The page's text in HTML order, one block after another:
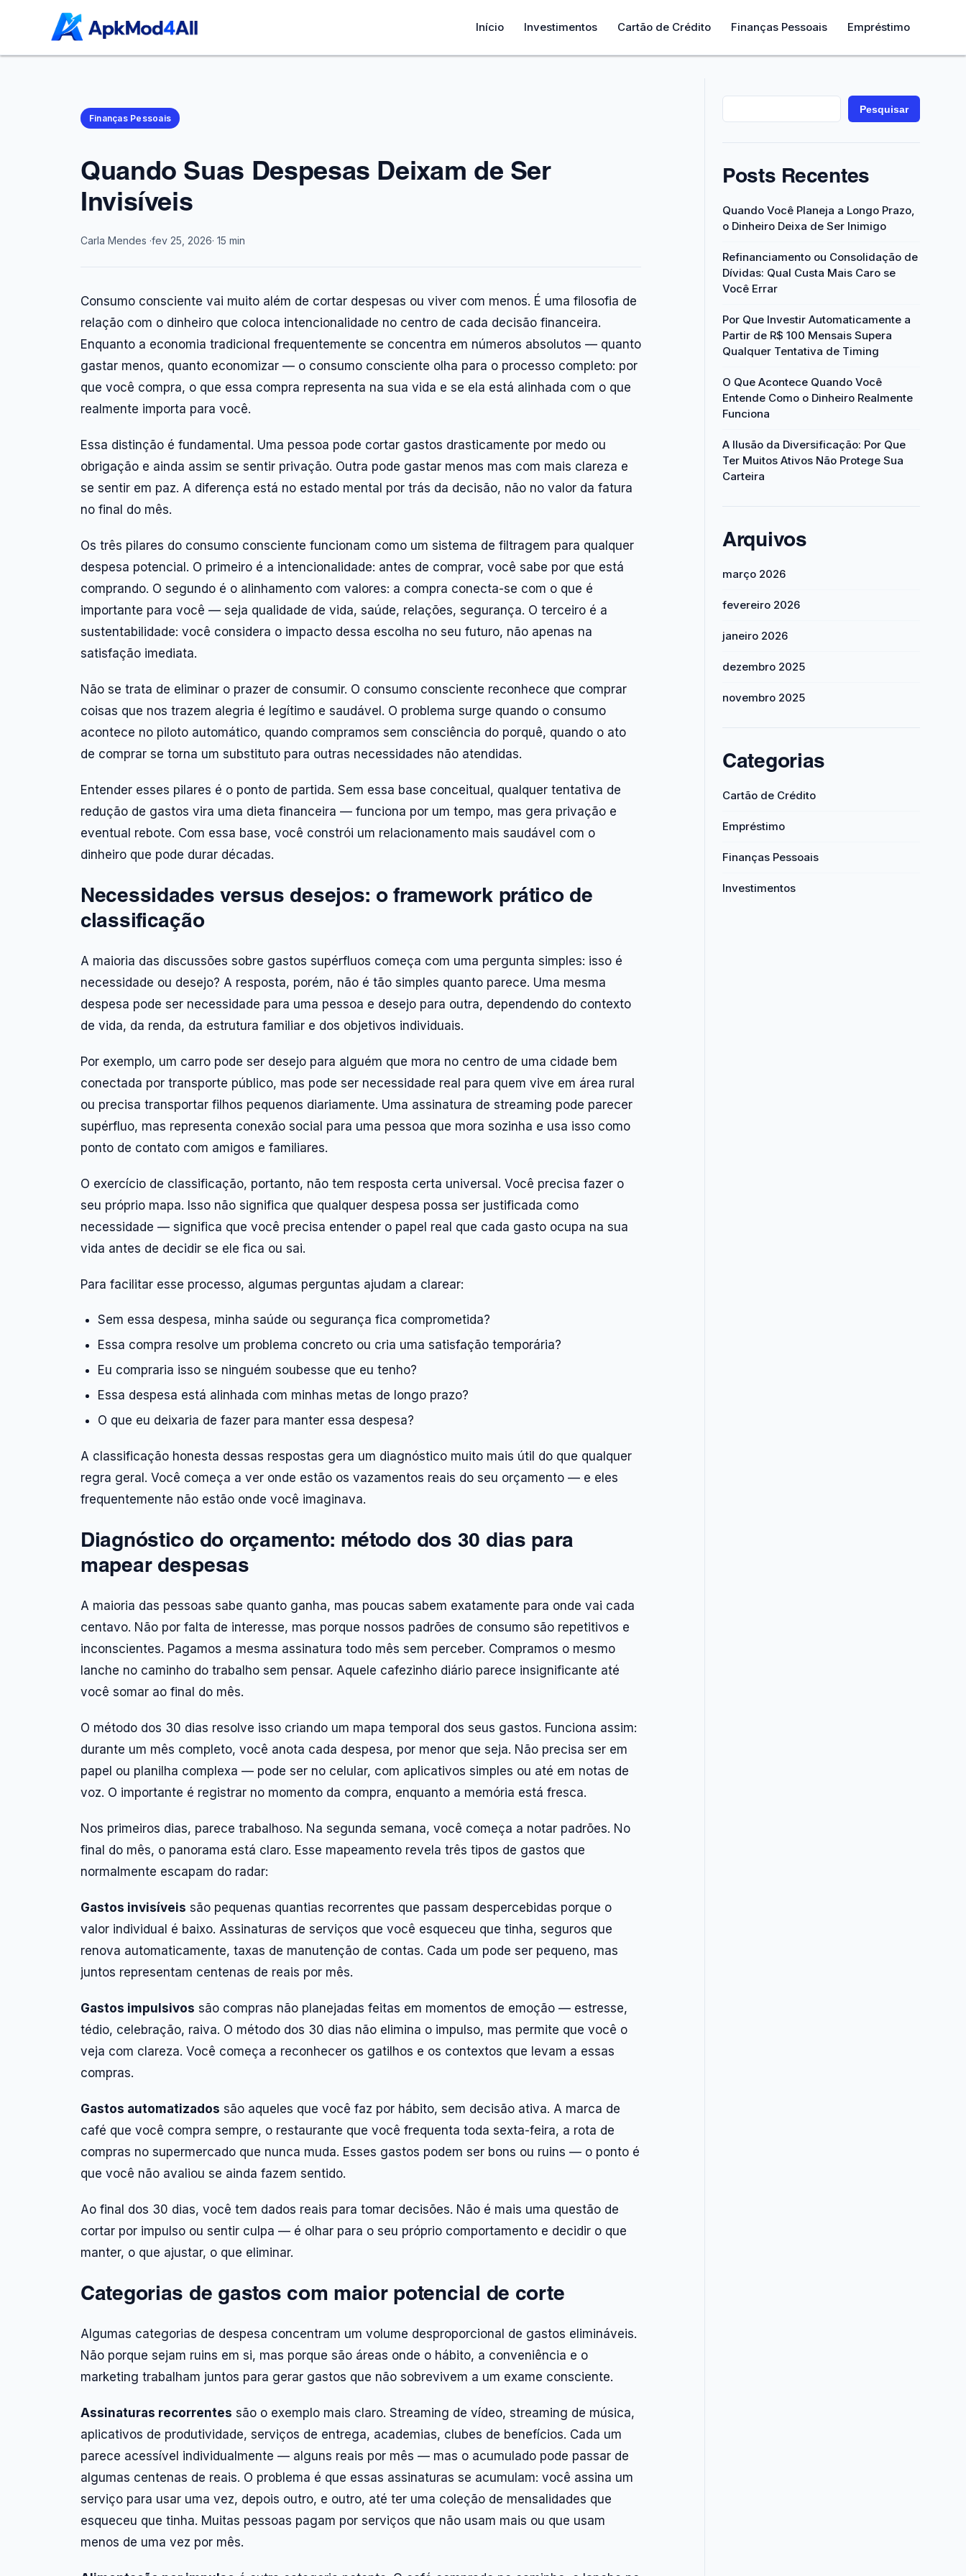
Início Investimentos Cartão de Crédito Finanças Pessoais Empréstimo
Finanças Pessoais
Quando Suas Despesas Deixam de Ser
Invisíveis
Carla Mendes ·fev 25, 2026· 15 min
Consumo consciente vai muito além de cortar despesas ou viver com menos. É uma filosofia de
relação com o dinheiro que coloca intencionalidade no centro de cada decisão financeira.
Enquanto a economia tradicional frequentemente se concentra em números absolutos — quanto
gastar menos, quanto economizar — o consumo consciente olha para o processo completo: por
que você compra, o que essa compra representa na sua vida e se ela está alinhada com o que
realmente importa para você.
Essa distinção é fundamental. Uma pessoa pode cortar gastos drasticamente por medo ou
obrigação e ainda assim se sentir privação. Outra pode gastar menos mas com mais clareza e
se sentir em paz. A diferença está no estado mental por trás da decisão, não no valor da fatura
no final do mês.
Os três pilares do consumo consciente funcionam como um sistema de filtragem para qualquer
despesa potencial. O primeiro é a intencionalidade: antes de comprar, você sabe por que está
comprando. O segundo é o alinhamento com valores: a compra conecta-se com o que é
importante para você — seja qualidade de vida, saúde, relações, segurança. O terceiro é a
sustentabilidade: você considera o impacto dessa escolha no seu futuro, não apenas na
satisfação imediata.
Não se trata de eliminar o prazer de consumir. O consumo consciente reconhece que comprar
coisas que nos trazem alegria é legítimo e saudável. O problema surge quando o consumo
acontece no piloto automático, quando compramos sem consciência do porquê, quando o ato
de comprar se torna um substituto para outras necessidades não atendidas.
Entender esses pilares é o ponto de partida. Sem essa base conceitual, qualquer tentativa de
redução de gastos vira uma dieta financeira — funciona por um tempo, mas gera privação e
eventual rebote. Com essa base, você constrói um relacionamento mais saudável com o
dinheiro que pode durar décadas.
Necessidades versus desejos: o framework prático de
classificação
A maioria das discussões sobre gastos supérfluos começa com uma pergunta simples: isso é
necessidade ou desejo? A resposta, porém, não é tão simples quanto parece. Uma mesma
despesa pode ser necessidade para uma pessoa e desejo para outra, dependendo do contexto
de vida, da renda, da estrutura familiar e dos objetivos individuais.
Por exemplo, um carro pode ser desejo para alguém que mora no centro de uma cidade bem
conectada por transporte público, mas pode ser necessidade real para quem vive em área rural
ou precisa transportar filhos pequenos diariamente. Uma assinatura de streaming pode parecer
supérfluo, mas representa conexão social para uma pessoa que mora sozinha e usa isso como
ponto de contato com amigos e familiares.
O exercício de classificação, portanto, não tem resposta certa universal. Você precisa fazer o
seu próprio mapa. Isso não significa que qualquer despesa possa ser justificada como
necessidade — significa que você precisa entender o papel real que cada gasto ocupa na sua
vida antes de decidir se ele fica ou sai.
Para facilitar esse processo, algumas perguntas ajudam a clarear:
Sem essa despesa, minha saúde ou segurança fica comprometida?
Essa compra resolve um problema concreto ou cria uma satisfação temporária?
Eu compraria isso se ninguém soubesse que eu tenho?
Essa despesa está alinhada com minhas metas de longo prazo?
O que eu deixaria de fazer para manter essa despesa?
A classificação honesta dessas respostas gera um diagnóstico muito mais útil do que qualquer
regra geral. Você começa a ver onde estão os vazamentos reais do seu orçamento — e eles
frequentemente não estão onde você imaginava.
Diagnóstico do orçamento: método dos 30 dias para
mapear despesas
A maioria das pessoas sabe quanto ganha, mas poucas sabem exatamente para onde vai cada
centavo. Não por falta de interesse, mas porque nossos padrões de consumo são repetitivos e
inconscientes. Pagamos a mesma assinatura todo mês sem perceber. Compramos o mesmo
lanche no caminho do trabalho sem pensar. Aquele cafezinho diário parece insignificante até
você somar ao final do mês.
O método dos 30 dias resolve isso criando um mapa temporal dos seus gastos. Funciona assim:
durante um mês completo, você anota cada despesa, por menor que seja. Não precisa ser em
papel ou planilha complexa — pode ser no celular, com aplicativos simples ou até em notas de
voz. O importante é registrar no momento da compra, enquanto a memória está fresca.
Nos primeiros dias, parece trabalhoso. Na segunda semana, você começa a notar padrões. No
final do mês, o panorama está claro. Esse mapeamento revela três tipos de gastos que
normalmente escapam do radar:
Gastos invisíveis são pequenas quantias recorrentes que passam despercebidas porque o
valor individual é baixo. Assinaturas de serviços que você esqueceu que tinha, seguros que
renova automaticamente, taxas de manutenção de contas. Cada um pode ser pequeno, mas
juntos representam centenas de reais por mês.
Gastos impulsivos são compras não planejadas feitas em momentos de emoção — estresse,
tédio, celebração, raiva. O método dos 30 dias não elimina o impulso, mas permite que você o
veja com clareza. Você começa a reconhecer os gatilhos e os contextos que levam a essas
compras.
Gastos automatizados são aqueles que você faz por hábito, sem decisão ativa. A marca de
café que você compra sempre, o restaurante que você frequenta toda sexta-feira, a rota de
compras no supermercado que nunca muda. Esses gastos podem ser bons ou ruins — o ponto é
que você não avaliou se ainda fazem sentido.
Ao final dos 30 dias, você tem dados reais para tomar decisões. Não é mais uma questão de
cortar por impulso ou sentir culpa — é olhar para o seu próprio comportamento e decidir o que
manter, o que ajustar, o que eliminar.
Categorias de gastos com maior potencial de corte
Algumas categorias de despesa concentram um volume desproporcional de gastos elimináveis.
Não porque sejam ruins em si, mas porque são áreas onde o hábito, a conveniência e o
marketing trabalham juntos para gerar gastos que não sobrevivem a um exame consciente.
Assinaturas recorrentes são o exemplo mais claro. Streaming de vídeo, streaming de música,
aplicativos de produtividade, serviços de entrega, academias, clubes de benefícios. Cada um
parece acessível individualmente — alguns reais por mês — mas o acumulado pode passar de
algumas centenas de reais. O problema é que essas assinaturas se acumulam: você assina um
serviço para usar uma vez, depois outro, e outro, até ter uma coleção de mensalidades que
esqueceu que tinha. Muitas pessoas pagam por serviços que não usam mais ou que usam
menos de uma vez por mês.
Pesquisar
Posts Recentes
Quando Você Planeja a Longo Prazo,
o Dinheiro Deixa de Ser Inimigo
Refinanciamento ou Consolidação de
Dívidas: Qual Custa Mais Caro se
Você Errar
Por Que Investir Automaticamente a
Partir de R$ 100 Mensais Supera
Qualquer Tentativa de Timing
O Que Acontece Quando Você
Entende Como o Dinheiro Realmente
Funciona
A Ilusão da Diversificação: Por Que
Ter Muitos Ativos Não Protege Sua
Carteira
Arquivos
março 2026
fevereiro 2026
janeiro 2026
dezembro 2025
novembro 2025
Categorias
Cartão de Crédito
Empréstimo
Finanças Pessoais
Investimentos